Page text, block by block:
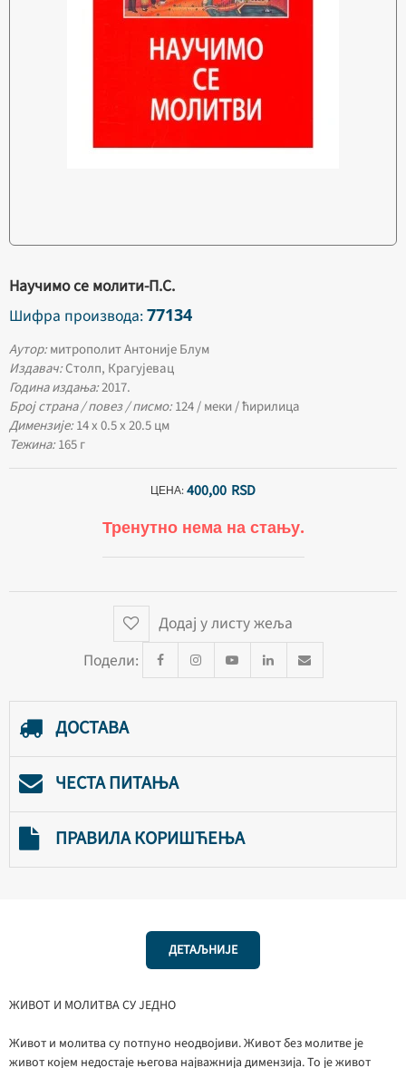
Научимо се молити-П.С.
Шифра производа:77134
Аутор:митрополит Антоније Блум
Издавач:Столп, Крагујевац
Година издања:2017.
Број страна / повез / писмо:124 / меки / ћирилица
Димензије:14 х 0.5 х 20.5 цм
Тежина:165 г
ЦЕНА:400,00 RSD
Тренутно нема на стању.
Додај у листу жеља
Подели:
ДОСТАВА
ЧЕСТА ПИТАЊА
ПРАВИЛА КОРИШЋЕЊА
ДЕТАЉНИЈЕ
ЖИВОТ И МОЛИТВА СУ ЈЕДНО
Живот и молитва су потпуно неодвојиви. Живот без молитве је
живот којем недостаје његова најважнија димензија. То је живот